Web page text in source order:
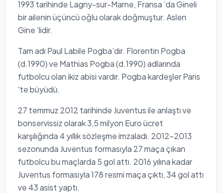
1993 tarihinde Lagny-sur-Marne, Fransa ’da Gineli
bir ailenin üçüncü oğlu olarak doğmuştur. Aslen
Gine ’lidir.
Tam adı Paul Labile Pogba’dır. Florentin Pogba
(d.1990) ve Mathias Pogba (d.1990) adlarında
futbolcu olan ikiz abisi vardır. Pogba kardeşler Paris
'te büyüdü.
27 temmuz 2012 tarihinde Juventus ile anlaştı ve
bonservissiz olarak 3,5 milyon Euro ücret
karşılığında 4 yıllık sözleşme imzaladı. 2012-2013
sezonunda Juventus formasıyla 27 maça çıkan
futbolcu bu maçlarda 5 gol attı. 2016 yılına kadar
Juventus formasıyla 178 resmi maça çıktı, 34 gol attı
ve 43 asist yaptı.